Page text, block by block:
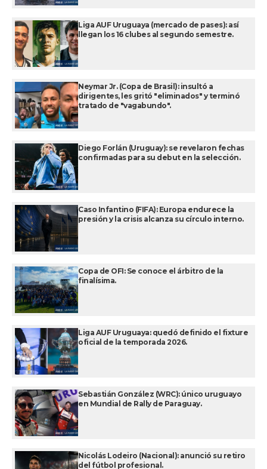
Liga AUF Uruguaya (mercado de pases): así
llegan los 16 clubes al segundo semestre.
Neymar Jr. (Copa de Brasil): insultó a
dirigentes, les gritó "eliminados" y terminó
tratado de "vagabundo".
Diego Forlán (Uruguay): se revelaron fechas
confirmadas para su debut en la selección.
Caso Infantino (FIFA): Europa endurece la
presión y la crisis alcanza su círculo interno.
Copa de OFI: Se conoce el árbitro de la
finalísima.
Liga AUF Uruguaya: quedó definido el fixture
oficial de la temporada 2026.
Sebastián González (WRC): único uruguayo
en Mundial de Rally de Paraguay.
Nicolás Lodeiro (Nacional): anunció su retiro
del fútbol profesional.